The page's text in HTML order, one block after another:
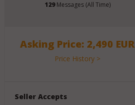
129Messages (All Time)
Asking Price: 2,490 EUR
Price History >
Seller Accepts